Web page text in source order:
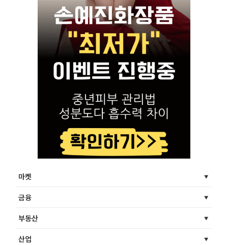
마켓
금융
부동산
산업